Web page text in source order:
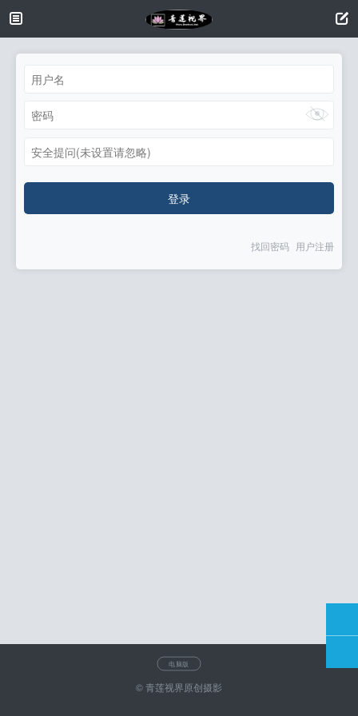
安全提问(未设置请忽略)
登录
找回密码 用户注册
电脑版
© 青莲视界原创摄影